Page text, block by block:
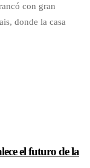
con gran
donde la casa
el futuro de la